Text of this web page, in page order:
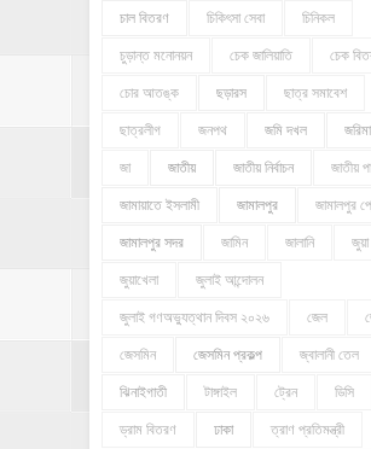
চাল বিতরণ চিকিৎসা সেবা চিনিকল
চুড়ান্ত মনোনয়ন চেক জালিয়াতি চেক
চোর আতঙ্ক ছড়ারস ছাত্র সমাবেশ
ছাত্রলীগ জনপথ জমি দখল
জা জাতীয় জাতীয় নির্বাচন জাতীয়
জামায়াতে ইসলামী জামালপুর জামালপুর
জামালপুর সদর জামিন জালানি জুয়া
জুয়াখেলা জুলাই আন্দোলন
জুলাই গণঅভ্যুত্থান দিবস ২০২৬ জেল
জেসমিন জেসমিন প্রকল্প জ্বালানী তেল
ঝিনাইগাতী টাঙ্গাইল ট্রেন ডিসি
ড্রাম বিতরণ ঢাকা ত্রাণ প্রতিমন্ত্রী